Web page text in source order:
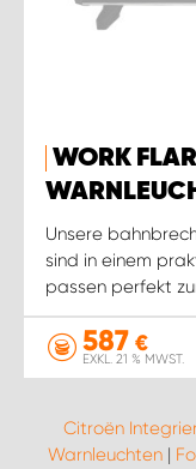
WORK
Unsere
sind in einem
passen perfekt
587 €
EXKL. 21 % MWST.
Citroën
Warnleuchten|